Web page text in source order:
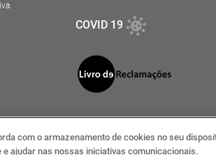
COVID 19
com o armazenamento de cookies no seu
ajudar nas nossas iniciativas comunicacionais.